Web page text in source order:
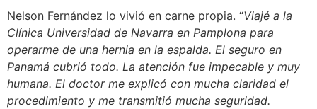
Nelson Fernández lo vivió en carne propia. “Viajé a la
Clínica Universidad de Navarra en Pamplona para
operarme de una hernia en la espalda. El seguro en
Panamá cubrió todo. La atención fue impecable y muy
humana. El doctor me explicó con mucha claridad el
procedimiento y me transmitió mucha seguridad.